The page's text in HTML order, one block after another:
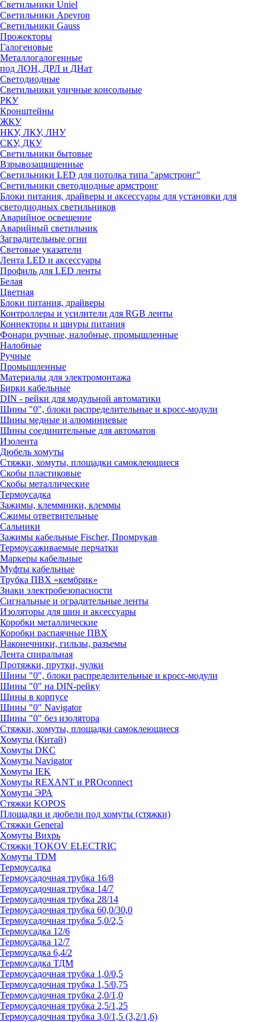
Светильники Uniel
Светильники Apeyron
Светильники Gauss
Прожекторы
Галогеновые
Металлогалогенные
под ЛОН, ДРЛ и ДНат
Светодиодные
Светильники уличные консольные
РКУ
Кронштейны
ЖКУ
НКУ, ЛКУ, ЛНУ
СКУ, ДКУ
Светильники бытовые
Взрывозащищенные
Светильники LED для потолка типа "армстронг"
Светильники светодиодные армстронг
Блоки питания, драйверы и аксессуары для установки для
светодиодных светильников
Аварийное освещение
Аварийный светильник
Заградительные огни
Световые указатели
Лента LED и аксессуары
Профиль для LED ленты
Белая
Цветная
Блоки питания, драйверы
Контроллеры и усилители для RGB ленты
Коннекторы и шнуры питания
Фонари ручные, налобные, промышленные
Налобные
Ручные
Промышленные
Материалы для электромонтажа
Бирки кабельные
DIN - рейки для модульной автоматики
Шины "0", блоки распределительные и кросс-модули
Шины медные и алюминиевые
Шины соединительные для автоматов
Изолента
Дюбель хомуты
Стяжки, хомуты, площадки самоклеющиеся
Скобы пластиковые
Скобы металлические
Термоусадка
Зажимы, клеммники, клеммы
Сжимы ответвительные
Сальники
Зажимы кабельные Fischer, Промрукав
Термоусаживаемые перчатки
Маркеры кабельные
Муфты кабельные
Трубка ПВХ «кембрик»
Знаки электробезопасности
Сигнальные и оградительные ленты
Изоляторы для шин и аксессуары
Коробки металлические
Коробки распаячные ПВХ
Наконечники, гильзы, разъемы
Лента спиральная
Протяжки, прутки, чулки
Шины "0", блоки распределительные и кросс-модули
Шины "0" на DIN-рейку
Шины в корпусе
Шины "0" Navigator
Шины "0" без изолятора
Стяжки, хомуты, площадки самоклеющиеся
Хомуты (Китай)
Хомуты DKC
Хомуты Navigator
Хомуты IEK
Хомуты REXANT и PROconnect
Хомуты ЭРА
Стяжки KOPOS
Площадки и дюбели под хомуты (стяжки)
Стяжки General
Хомуты Вихрь
Стяжки TOKOV ELECTRIC
Хомуты TDM
Термоусадка
Термоусадочная трубка 16/8
Термоусадочная трубка 14/7
Термоусадочная трубка 28/14
Термоусадочная трубка 60,0/30,0
Термоусадочная трубка 5,0/2,5
Термоусадка 12/6
Термоусадка 12/7
Термоусадка 6,4/2
Термоусадка ТДМ
Термоусадочная трубка 1,0/0,5
Термоусадочная трубка 1,5/0,75
Термоусадочная трубка 2,0/1,0
Термоусадочная трубка 2,5/1,25
Термоусадочная трубка 3,0/1,5 (3,2/1,6)